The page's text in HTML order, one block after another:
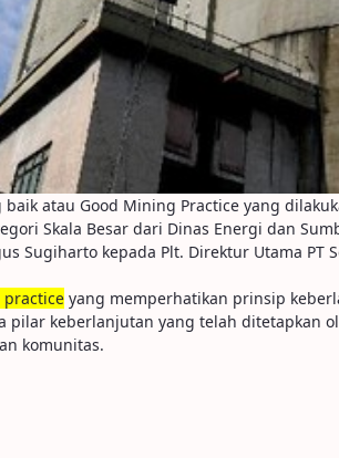
atau Good Mining Practice yang
Skala Besar dari Dinas Energi dan
Sugiharto kepada Plt. Direktur Utama
practice yang memperhatikan prinsip
keberlanjutan yang telah ditetapkan
komunitas.